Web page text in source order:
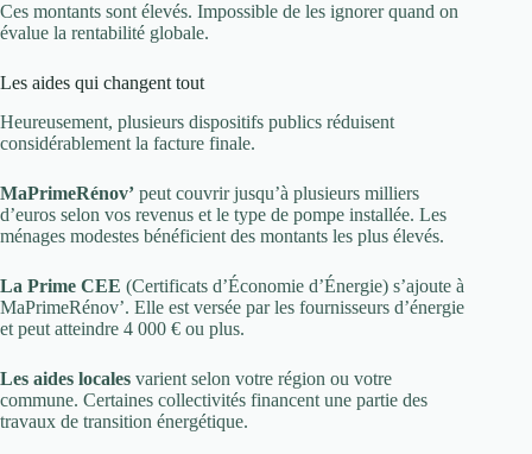
Ces montants sont élevés. Impossible de les ignorer quand on
évalue la rentabilité globale.
Les aides qui changent tout
Heureusement, plusieurs dispositifs publics réduisent
considérablement la facture finale.
MaPrimeRénov’ peut couvrir jusqu’à plusieurs milliers
d’euros selon vos revenus et le type de pompe installée. Les
ménages modestes bénéficient des montants les plus élevés.
La Prime CEE (Certificats d’Économie d’Énergie) s’ajoute à
MaPrimeRénov’. Elle est versée par les fournisseurs d’énergie
et peut atteindre 4 000 € ou plus.
Les aides locales varient selon votre région ou votre
commune. Certaines collectivités financent une partie des
travaux de transition énergétique.